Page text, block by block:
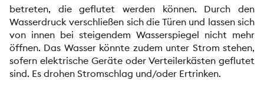
betreten, die geflutet werden können. Durch den
Wasserdruck verschließen sich die Türen und lassen sich
von innen bei steigendem Wasserspiegel nicht mehr
öffnen. Das Wasser könnte zudem unter Strom stehen,
sofern elektrische Geräte oder Verteilerkästen geflutet
sind. Es drohen Stromschlag und/oder Ertrinken.